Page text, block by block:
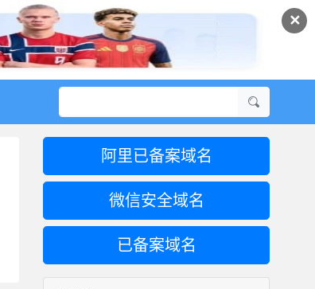
✕
阿里已备案域名
微信安全域名
已备案域名